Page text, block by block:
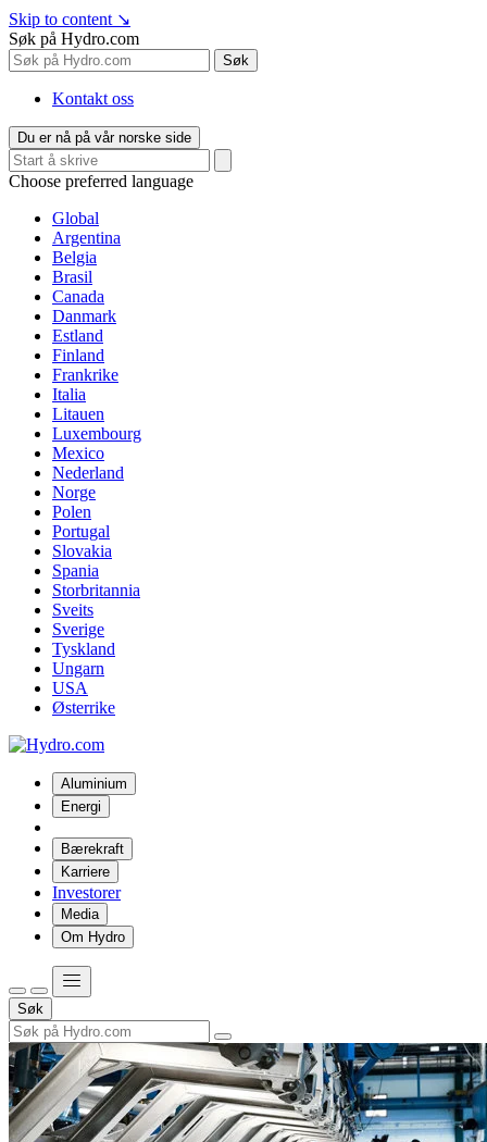
Skip to content ↘
Søk på Hydro.com
Søk
Kontakt oss
Du er nå på vår norske side
Choose preferred language
Global
Argentina
Belgia
Brasil
Canada
Danmark
Estland
Finland
Frankrike
Italia
Litauen
Luxembourg
Mexico
Nederland
Norge
Polen
Portugal
Slovakia
Spania
Storbritannia
Sveits
Sverige
Tyskland
Ungarn
USA
Østerrike
Aluminium
Energi
Bærekraft
Karriere
Investorer
Media
Om Hydro
Søk